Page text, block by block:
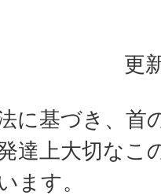
更
に基づき、首
達上大切なこ
ます。